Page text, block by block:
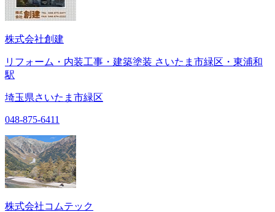
株式会社創建
リフォーム・内装工事・建築塗装 さいたま市緑区・東浦和
駅
埼玉県さいたま市緑区
048-875-6411
株式会社コムテック